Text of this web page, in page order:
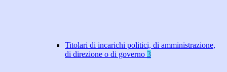
Titolari di incarichi politici, di amministrazione,
di direzione o di governo 3